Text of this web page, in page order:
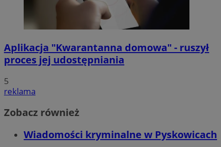
Aplikacja "Kwarantanna domowa" - ruszył
proces jej udostępniania
5
reklama
Zobacz również
Wiadomości kryminalne w Pyskowicach